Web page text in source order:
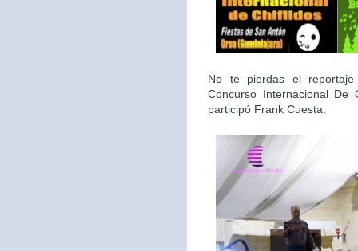
No te pierdas el
Concurso Internacional
participó Frank Cuesta.